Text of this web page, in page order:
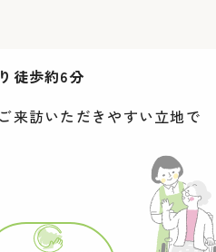
徒歩約6分
来訪いただきやすい立地で